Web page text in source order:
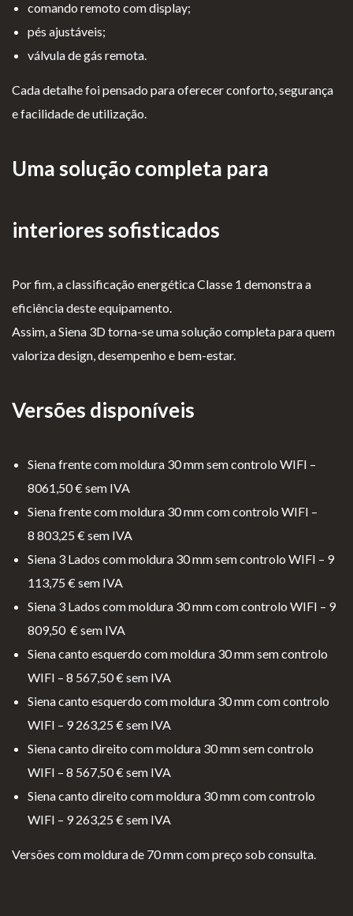
comando remoto com display;
pés ajustáveis;
válvula de gás remota.
Cada detalhe foi pensado para oferecer conforto, segurança
e facilidade de utilização.
Uma solução completa para
interiores sofisticados
Por fim, a classificação energética Classe 1 demonstra a
eficiência deste equipamento.
Assim, a Siena 3D torna-se uma solução completa para quem
valoriza design, desempenho e bem-estar.
Versões disponíveis
Siena frente com moldura 30 mm sem controlo WIFI –
8061,50 € sem IVA
Siena frente com moldura 30 mm com controlo WIFI –
8 803,25 € sem IVA
Siena 3 Lados com moldura 30 mm sem controlo WIFI – 9
113,75 € sem IVA
Siena 3 Lados com moldura 30 mm com controlo WIFI – 9
809,50 € sem IVA
Siena canto esquerdo com moldura 30 mm sem controlo
WIFI – 8 567,50 € sem IVA
Siena canto esquerdo com moldura 30 mm com controlo
WIFI – 9 263,25 € sem IVA
Siena canto direito com moldura 30 mm sem controlo
WIFI – 8 567,50 € sem IVA
Siena canto direito com moldura 30 mm com controlo
WIFI – 9 263,25 € sem IVA
Versões com moldura de 70 mm com preço sob consulta.